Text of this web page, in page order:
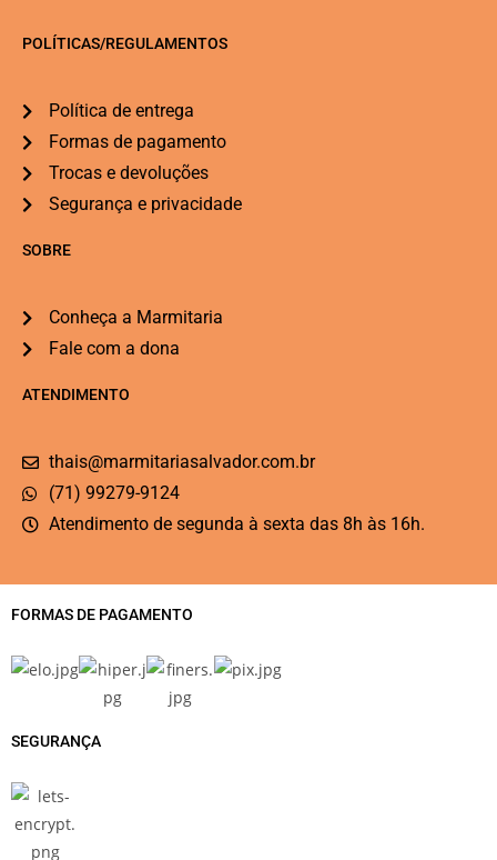
POLÍTICAS/REGULAMENTOS
Política de entrega
Formas de pagamento
Trocas e devoluções
Segurança e privacidade
SOBRE
Conheça a Marmitaria
Fale com a dona
ATENDIMENTO
thais@marmitariasalvador.com.br
(71) 99279-9124
Atendimento de segunda à sexta das 8h às 16h.
FORMAS DE PAGAMENTO
SEGURANÇA